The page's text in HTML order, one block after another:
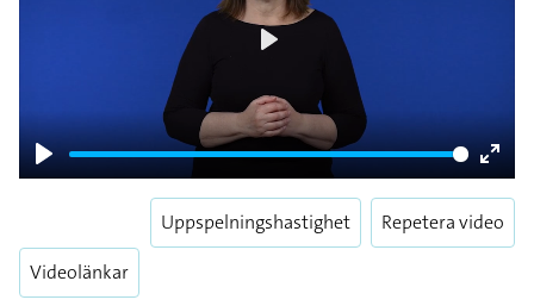
Play
Enter
Videolänkar
Uppspelningshastighet Repetera video